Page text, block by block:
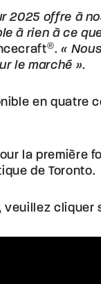
2025 offre à
à rien à ce
®.«
le marché ».
en quatre
la première
de Toronto.
veuillez cliquer